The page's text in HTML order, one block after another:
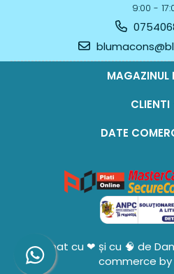
9:00 -
MAGAZINUL
CLIENTI
DATE
Creat cu ❤ și cu 🧠 de
commerce